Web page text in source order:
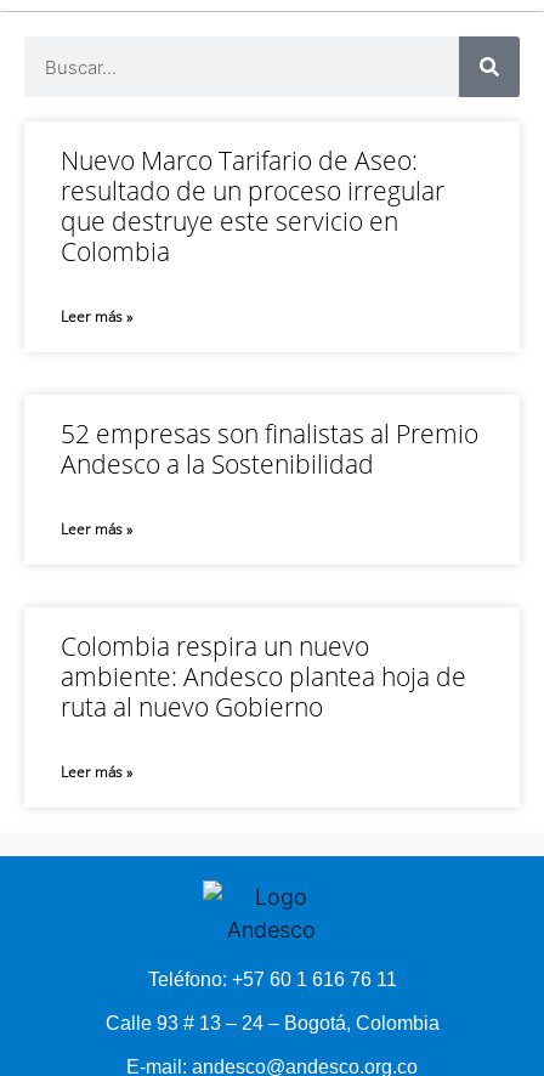
Nuevo Marco Tarifario de Aseo:
resultado de un proceso irregular
que destruye este servicio en
Colombia
Leer más »
52 empresas son finalistas al Premio
Andesco a la Sostenibilidad
Leer más »
Colombia respira un nuevo
ambiente: Andesco plantea hoja de
ruta al nuevo Gobierno
Leer más »
Teléfono: +57 60 1 616 76 11
Calle 93 # 13 – 24 – Bogotá, Colombia
E-mail: andesco@andesco.org.co